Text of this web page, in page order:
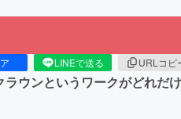
LINEで送る URLコピ
ウンというワークがどれだ